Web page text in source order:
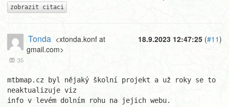
zobrazit citaci
18.9.2023 12:47:25 (#11)
Tonda <xtonda.konf at
gmail.com>
35
mtbmap.cz byl nějaký školní projekt a už roky se to
neaktualizuje viz
info v levém dolním rohu na jejich webu.